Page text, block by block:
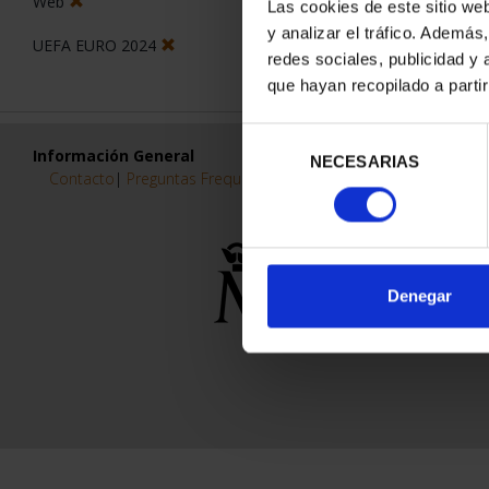
Las cookies de este sitio
y analizar el tráfico.
redes sociales, publicidad y
que hayan recopilado a
consentimiento
NECESARIAS
Denegar
UEFA EURO 2024
Información General
Contacto | Preguntas Frequentes (FAQs)